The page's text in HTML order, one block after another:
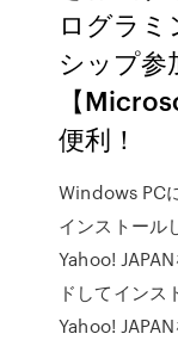
ログラミ
シップ参
【
便利！
Windows PC
インストール
Yahoo!
ドしてインス
Yahoo!